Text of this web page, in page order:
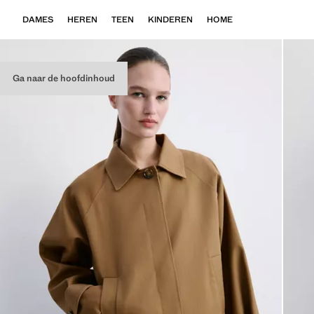
Ga naar de hoofdinhoud
DAMES HEREN TEEN KINDEREN HOME